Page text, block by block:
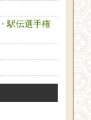
駅伝選手権